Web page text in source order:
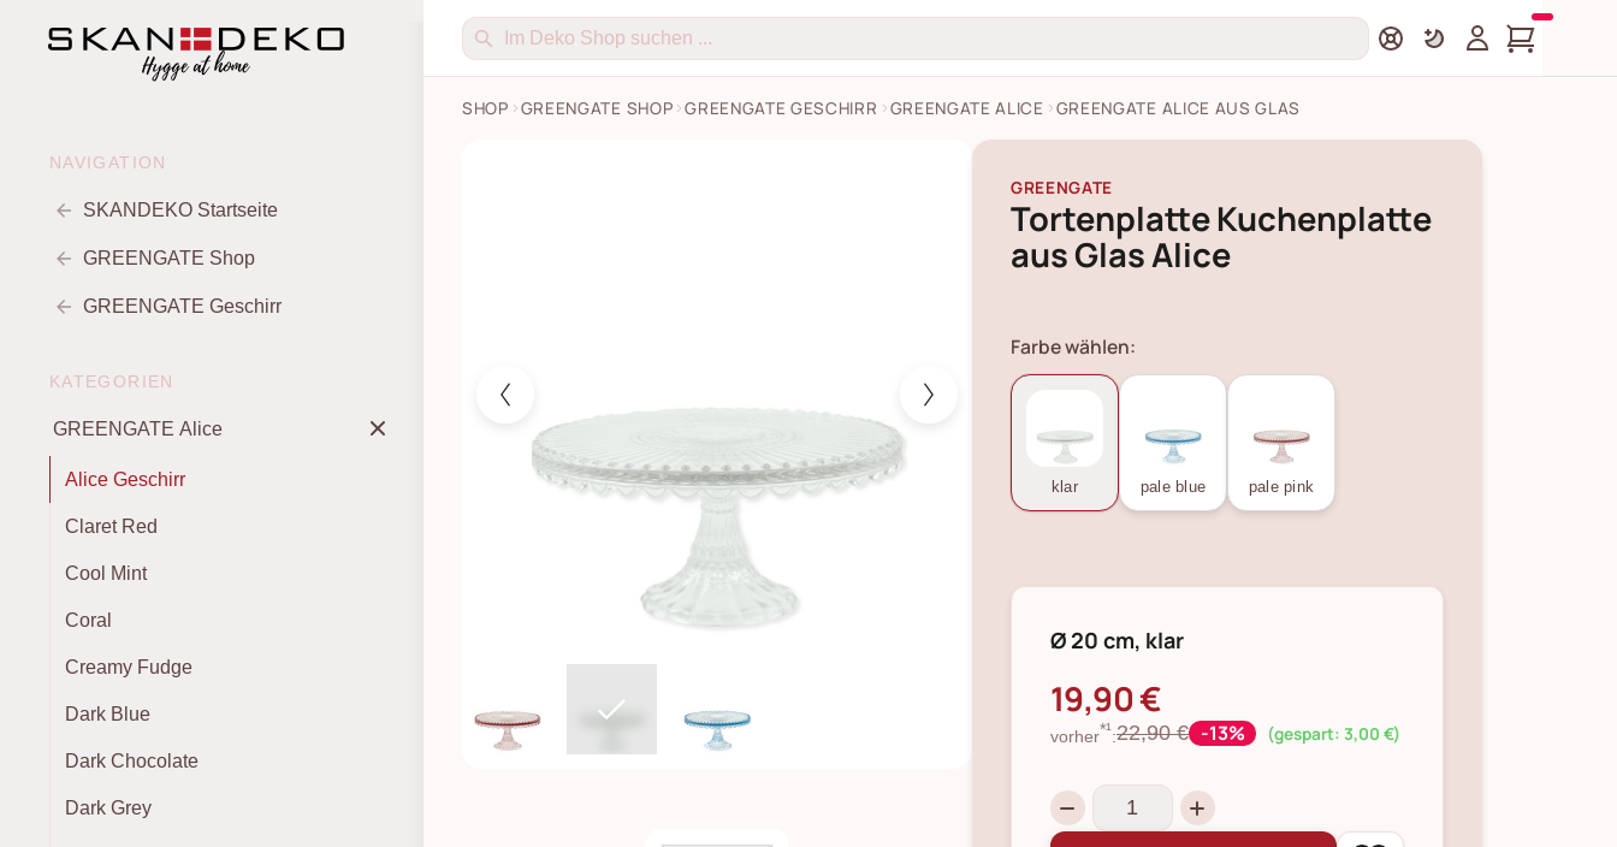
NAVIGATION
SKANDEKO Startseite
GREENGATE Shop
GREENGATE Geschirr
KATEGORIEN
GREENGATE Alice
Alice Geschirr
Claret Red
Cool Mint
Coral
Creamy Fudge
Dark Blue
Dark Chocolate
Dark Grey
SHOP GREENGATE SHOP GREENGATE GESCHIRR GREENGATE ALICE GREENGATE ALICE AUS GLAS
GREENGATE
Tortenplatte Kuchenplatte
aus Glas Alice
Farbe wählen:
klar pale blue pale pink
Ø 20 cm, klar
19,90 €
vorher*¹:22,90 € -13% (gespart: 3,00 €)